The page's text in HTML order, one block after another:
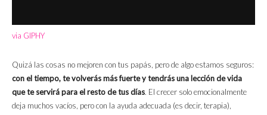
via GIPHY
Quizá las cosas no mejoren con tus papás, pero de algo estamos seguros:
con el tiempo, te volverás más fuerte y tendrás una lección de vida
que te servirá para el resto de tus días. El crecer solo emocionalmente
deja muchos vacíos, pero con la ayuda adecuada (es decir, terapia),